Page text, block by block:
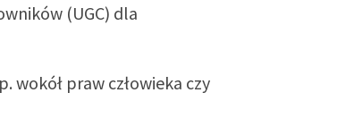
(UGC) dla
wokół praw człowieka czy